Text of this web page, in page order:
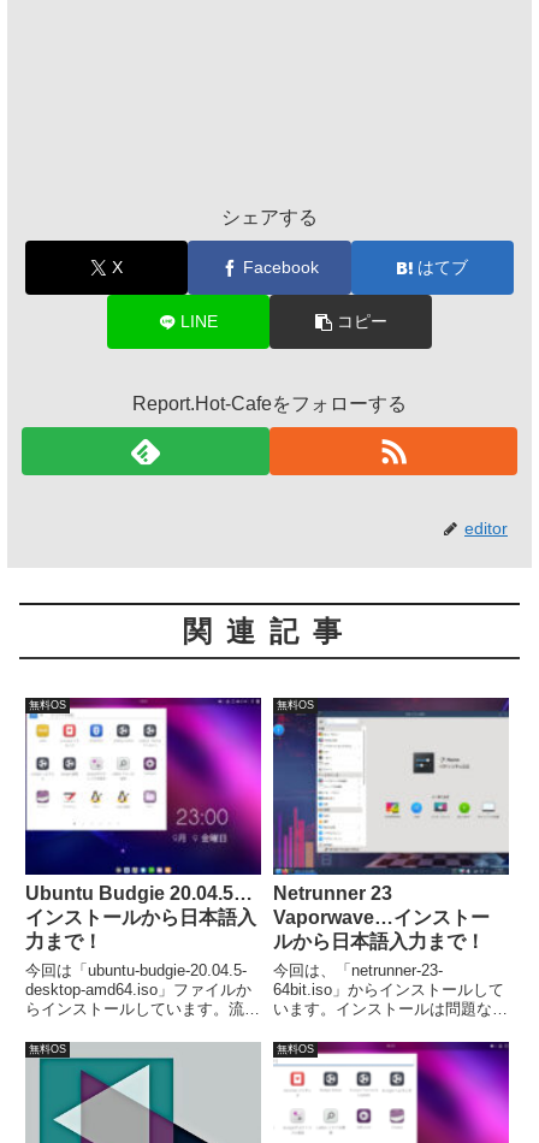
シェアする
X Facebook はてブ
LINE コピー
Report.Hot-Cafeをフォローする
editor
関連記事
無料OS
Ubuntu Budgie 20.04.5…
インストールから日本語入
力まで！
今回は「ubuntu-budgie-20.04.5-
desktop-amd64.iso」ファイルか
らインストールしています。流れ
ンストールが完了し、日本語入力
も再起動が済んだ段階で可能でし
無料OS
Netrunner 23
Vaporwave…インストー
ルから日本語入力まで！
今回は、「netrunner-23-
64bit.iso」からインストールして
います。インストールは問題ない
途対応が必要でした。
無料OS 無料OS